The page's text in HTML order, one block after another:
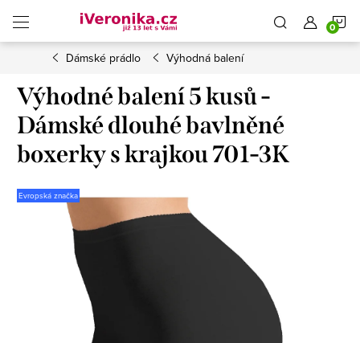
obsah
Dámské prádlo Výhodná balení
Výhodné balení 5 kusů -
Dámské dlouhé bavlněné
boxerky s krajkou 701-3K
Evropská značka